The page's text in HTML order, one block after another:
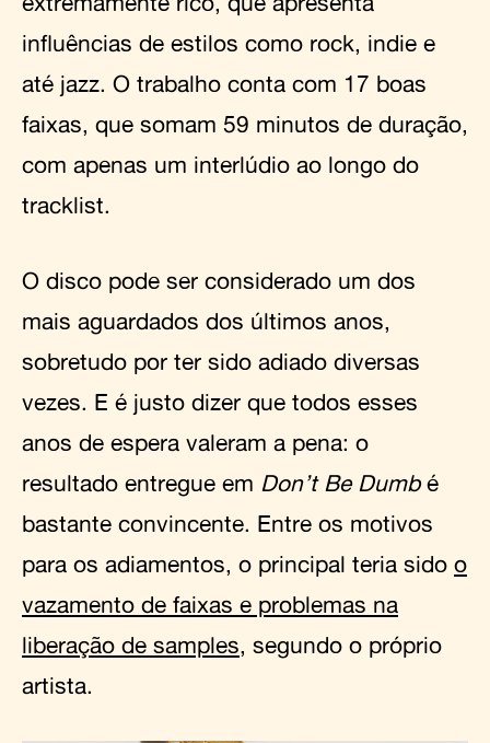
influências de estilos como rock, indie e
até jazz. O trabalho conta com 17 boas
faixas, que somam 59 minutos de duração,
com apenas um interlúdio ao longo do
tracklist.
O disco pode ser considerado um dos
mais aguardados dos últimos anos,
sobretudo por ter sido adiado diversas
vezes. E é justo dizer que todos esses
anos de espera valeram a pena: o
resultado entregue em Don’t Be Dumbé
bastante convincente. Entre os motivos
para os adiamentos, o principal teria sido o
vazamento de faixas e problemas na
liberação de samples, segundo o próprio
artista.